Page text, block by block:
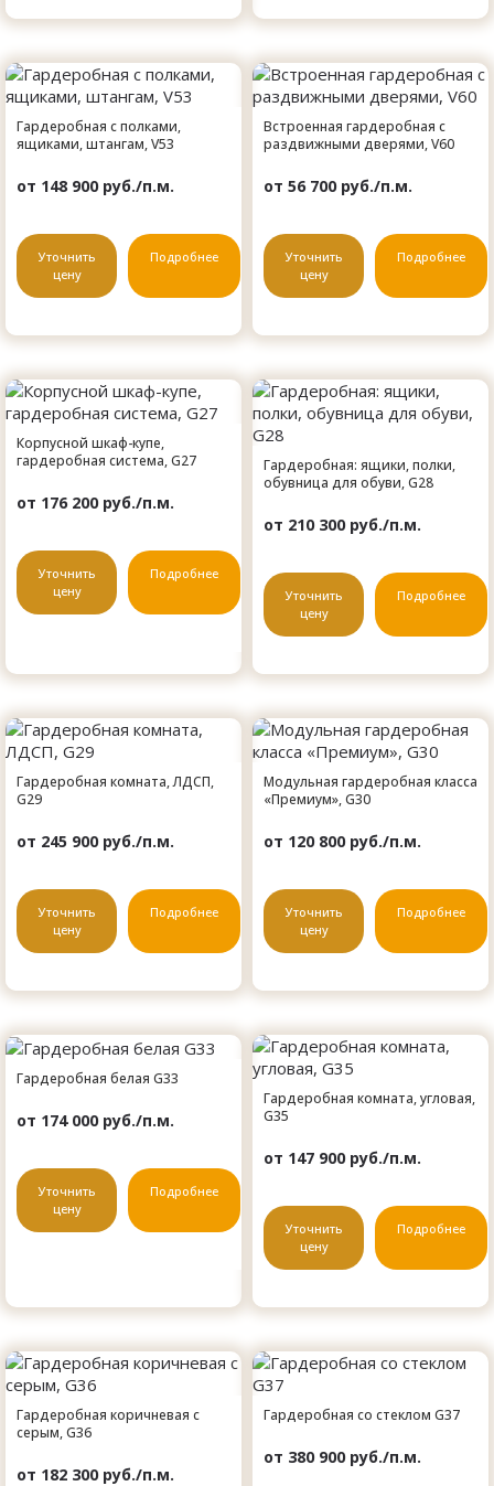
Гардеробная с полками,
ящиками, штангам, V53
от 148 900 руб./п.м.
Уточнить
цену
Подробнее
Встроенная гардеробная с
раздвижными дверями, V60
от 56 700 руб./п.м.
Уточнить
цену
Подробнее
Корпусной шкаф-купе,
гардеробная система, G27
от 176 200 руб./п.м.
Уточнить
цену
Подробнее
Гардеробная: ящики, полки,
обувница для обуви, G28
от 210 300 руб./п.м.
Уточнить
цену
Подробнее
Гардеробная комната, ЛДСП,
G29
от 245 900 руб./п.м.
Уточнить
цену
Подробнее
Модульная гардеробная класса
«Премиум», G30
от 120 800 руб./п.м.
Уточнить
цену
Подробнее
Гардеробная белая G33
от 174 000 руб./п.м.
Уточнить
цену
Подробнее
Гардеробная комната, угловая,
G35
от 147 900 руб./п.м.
Уточнить
цену
Подробнее
Гардеробная коричневая с
серым, G36
от 182 300 руб./п.м.
Гардеробная со стеклом G37
от 380 900 руб./п.м.